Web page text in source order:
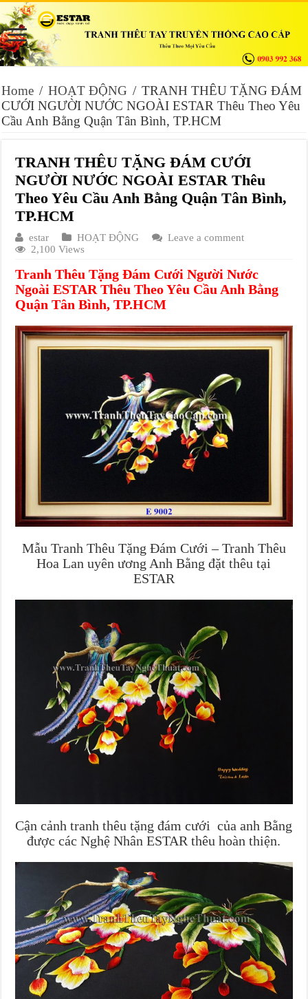
Home / HOẠT ĐỘNG / TRANH THÊU TẶNG ĐÁM
CƯỚI NGƯỜI NƯỚC NGOÀI ESTAR Thêu Theo Yêu
Cầu Anh Bằng Quận Tân Bình, TP.HCM
TRANH THÊU TẶNG ĐÁM CƯỚI
NGƯỜI NƯỚC NGOÀI ESTAR Thêu
Theo Yêu Cầu Anh Bằng Quận Tân Bình,
TP.HCM
estar HOẠT ĐỘNG
Leave a comment
2,100 Views
Tranh Thêu Tặng Đám Cưới Người Nước
Ngoài ESTAR Thêu Theo Yêu Cầu Anh Bằng
Quận Tân Bình, TP.HCM
Mẫu Tranh Thêu Tặng Đám Cưới – Tranh Thêu
Hoa Lan uyên ương Anh Bằng đặt thêu tại
ESTAR
Cận cảnh tranh thêu tặng đám cưới của anh Bằng
được các Nghệ Nhân ESTAR thêu hoàn thiện.